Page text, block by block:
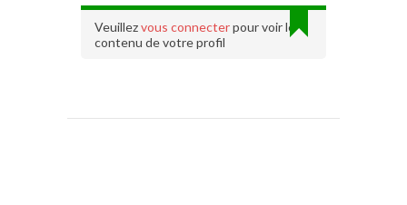
Veuillezvous connecterpour voir le
contenu de votre profil